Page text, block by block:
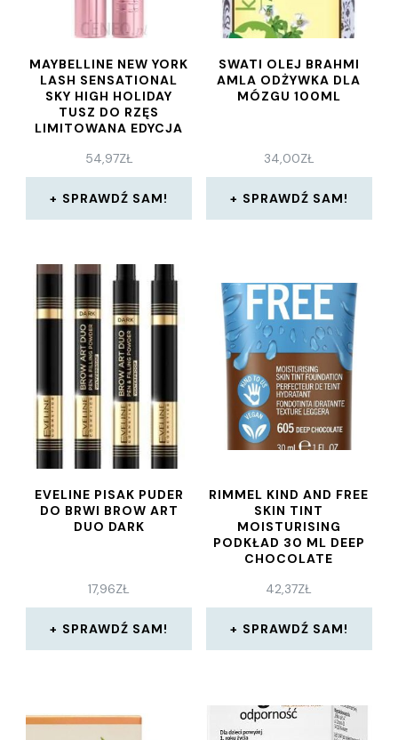
MAYBELLINE NEW YORK
LASH SENSATIONAL
SKY HIGH HOLIDAY
TUSZ DO RZĘS
LIMITOWANA EDYCJA
54,97ZŁ
SPRAWDŹ SAM!
SWATI OLEJ BRAHMI
AMLA ODŻYWKA DLA
MÓZGU 100ML
34,00ZŁ
SPRAWDŹ SAM!
EVELINE PISAK PUDER
DO BRWI BROW ART
DUO DARK
17,96ZŁ
SPRAWDŹ SAM!
RIMMEL KIND AND FREE
SKIN TINT
MOISTURISING
PODKŁAD 30 ML DEEP
CHOCOLATE
42,37ZŁ
SPRAWDŹ SAM!